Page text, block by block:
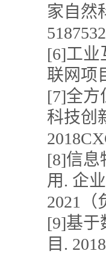
家自然
[6]工业
联网项
[7]全方
科技创
[8]信息
用. 企
2021（
[9]基于
目.